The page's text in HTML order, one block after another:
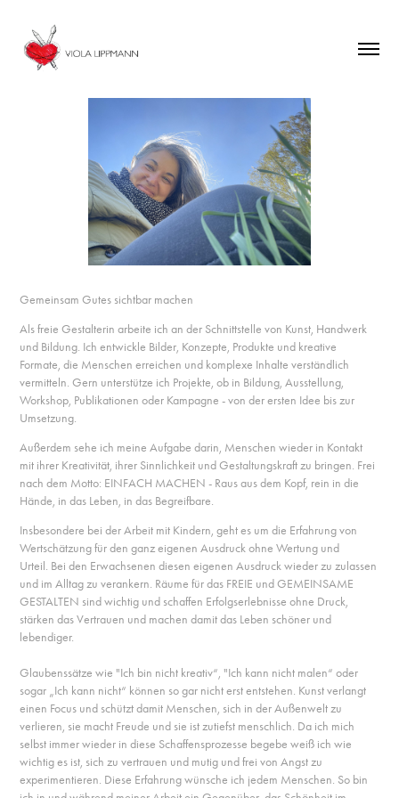
Gemeinsam Gutes sichtbar machen
Als freie Gestalterin arbeite ich an der Schnittstelle von Kunst, Handwerk
und Bildung. Ich entwickle Bilder, Konzepte, Produkte und kreative
Formate, die Menschen erreichen und komplexe Inhalte verständlich
vermitteln. Gern unterstütze ich Projekte, ob in Bildung, Ausstellung,
Workshop, Publikationen oder Kampagne - von der ersten Idee bis zur
Umsetzung.
Außerdem sehe ich meine Aufgabe darin, Menschen wieder in Kontakt
mit ihrer Kreativität, ihrer Sinnlichkeit und Gestaltungskraft zu bringen. Frei
nach dem Motto: EINFACH MACHEN - Raus aus dem Kopf, rein in die
Hände, in das Leben, in das Begreifbare.
Insbesondere bei der Arbeit mit Kindern, geht es um die Erfahrung von
Wertschätzung für den ganz eigenen Ausdruck ohne Wertung und
Urteil. Bei den Erwachsenen diesen eigenen Ausdruck wieder zu zulassen
und im Alltag zu verankern. Räume für das FREIE und GEMEINSAME
GESTALTEN sind wichtig und schaffen Erfolgserlebnisse ohne Druck,
stärken das Vertrauen und machen damit das Leben schöner und
lebendiger.
Glaubenssätze wie "Ich bin nicht kreativ“, "Ich kann nicht malen“ oder
sogar „Ich kann nicht“ können so gar nicht erst entstehen. Kunst verlangt
einen Focus und schützt damit Menschen, sich in der Außenwelt zu
verlieren, sie macht Freude und sie ist zutiefst menschlich. Da ich mich
selbst immer wieder in diese Schaffensprozesse begebe weiß ich wie
wichtig es ist, sich zu vertrauen und mutig und frei von Angst zu
experimentieren. Diese Erfahrung wünsche ich jedem Menschen. So bin